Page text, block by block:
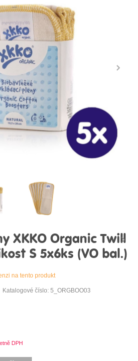
XKKO Organic Twill
S 5x6ks (VO bal.)
na tento produkt
Katalogové číslo: 5_ORGBOO03